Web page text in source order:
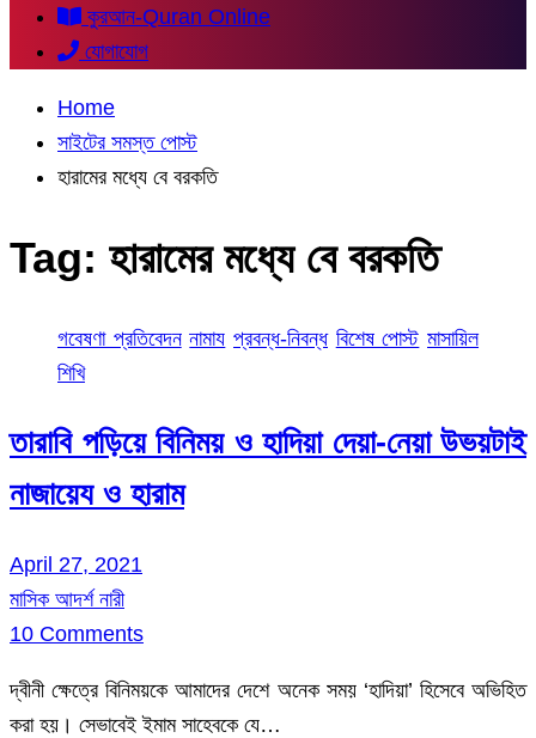
কুরআন-Quran Online
যোগাযোগ
Home
সাইটের সমস্ত পোস্ট
হারামের মধ্যে বে বরকতি
Tag: হারামের মধ্যে বে বরকতি
গবেষণা প্রতিবেদন নামায প্রবন্ধ-নিবন্ধ বিশেষ পোস্ট মাসায়িল
শিখি
তারাবি পড়িয়ে বিনিময় ও হাদিয়া দেয়া-নেয়া উভয়টাই
নাজায়েয ও হারাম
April 27, 2021
মাসিক আদর্শ নারী
10 Comments
দ্বীনী ক্ষেত্রে বিনিময়কে আমাদের দেশে অনেক সময় ‘হাদিয়া’ হিসেবে অভিহিত
করা হয়। সেভাবেই ইমাম সাহেবকে যে…